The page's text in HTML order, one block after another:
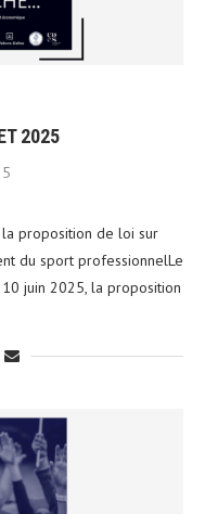
2025
proposition de loi sur
du sport professionnelLe
juin 2025, la proposition